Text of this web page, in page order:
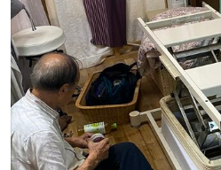
ト
数
数